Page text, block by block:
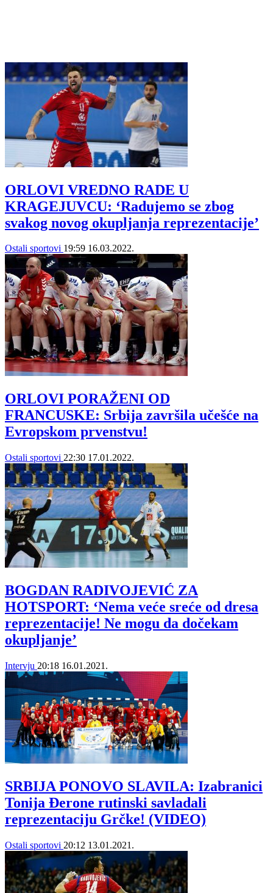
ORLOVI VREDNO RADE U
KRAGEJUVCU: ‘Radujemo se zbog
svakog novog okupljanja reprezentacije’
Ostali sportovi 19:59 16.03.2022.
ORLOVI PORAŽENI OD
FRANCUSKE: Srbija završila učešće na
Evropskom prvenstvu!
Ostali sportovi 22:30 17.01.2022.
BOGDAN RADIVOJEVIĆ ZA
HOTSPORT: ‘Nema veće sreće od dresa
reprezentacije! Ne mogu da dočekam
okupljanje’
Intervju 20:18 16.01.2021.
SRBIJA PONOVO SLAVILA: Izabranici
Tonija Đerone rutinski savladali
reprezentaciju Grčke! (VIDEO)
Ostali sportovi 20:12 13.01.2021.